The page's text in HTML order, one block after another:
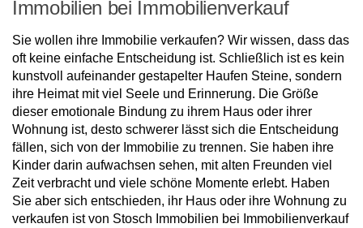
Immobilien bei Immobilienverkauf
Sie wollen ihre Immobilie verkaufen? Wir wissen, dass das
oft keine einfache Entscheidung ist. Schließlich ist es kein
kunstvoll aufeinander gestapelter Haufen Steine, sondern
ihre Heimat mit viel Seele und Erinnerung. Die Größe
dieser emotionale Bindung zu ihrem Haus oder ihrer
Wohnung ist, desto schwerer lässt sich die Entscheidung
fällen, sich von der Immobilie zu trennen. Sie haben ihre
Kinder darin aufwachsen sehen, mit alten Freunden viel
Zeit verbracht und viele schöne Momente erlebt. Haben
Sie aber sich entschieden, ihr Haus oder ihre Wohnung zu
verkaufen ist von Stosch Immobilien bei Immobilienverkauf